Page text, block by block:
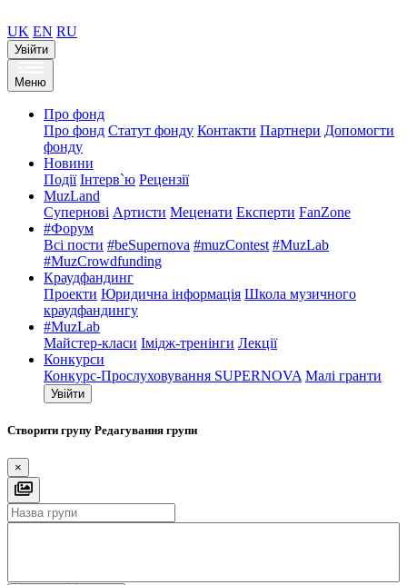
UK EN RU
Увійти
Меню
Про фонд
Про фонд Статут фонду Контакти Партнери Допомогти
фонду
Новини
Події Інтерв`ю Рецензії
MuzLand
Супернові Артисти Меценати Експерти FanZone
#Форум
Всі пости #beSupernova #muzContest #MuzLab
#MuzCrowdfunding
Краудфандинг
Проекти Юридична інформація Школа музичного
краудфандингу
#MuzLab
Майстер-класи Імідж-тренінги Лекції
Конкурси
Конкурс-Прослуховування SUPERNOVA Малі гранти
Увійти
Створити групу Редагування групи
×